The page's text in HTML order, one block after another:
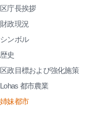
区庁長挨拶
財政現況
シンボル
歴史
区政目標および強化施策
Lohas 都市農業
姉妹都市